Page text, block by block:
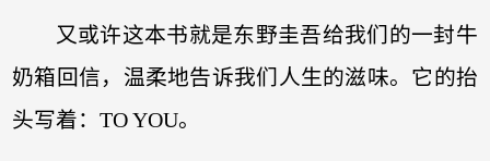
又或许这本书就是东野圭吾给我们的一封牛
奶箱回信，温柔地告诉我们人生的滋味。它的抬
头写着：TO YOU。